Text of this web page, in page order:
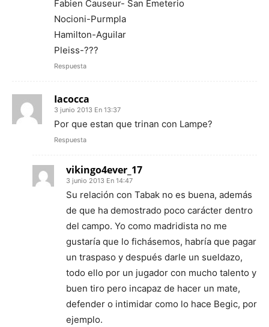
Fabien Causeur- San Emeterio
Nocioni-Purmpla
Hamilton-Aguilar
Pleiss-???
Respuesta
Iacocca
3 junio 2013 En 13:37
Por que estan que trinan con Lampe?
Respuesta
vikingo4ever_17
3 junio 2013 En 14:47
Su relación con Tabak no es buena, además
de que ha demostrado poco carácter dentro
del campo. Yo como madridista no me
gustaría que lo fichásemos, habría que pagar
un traspaso y después darle un sueldazo,
todo ello por un jugador con mucho talento y
buen tiro pero incapaz de hacer un mate,
defender o intimidar como lo hace Begic, por
ejemplo.